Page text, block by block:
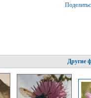
Другие